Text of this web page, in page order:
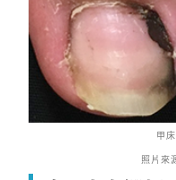
甲
照片來